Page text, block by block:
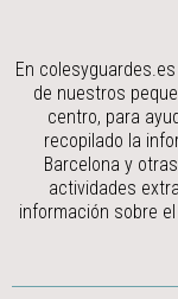
En
de nuestros
centro, para
recopilado la
Barcelona y
actividades
información sobre